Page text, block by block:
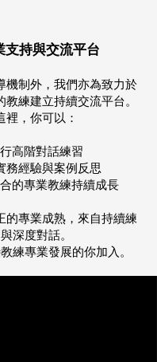
支持與交流平台​
機制外，我們亦為致力於
練建立持續交流平台。
裡，你可以：
高階對話練習
務經驗與案例反思
的專業教練持續成長
的專業成熟，來自持續練
深度對話。
練專業發展的你加入。